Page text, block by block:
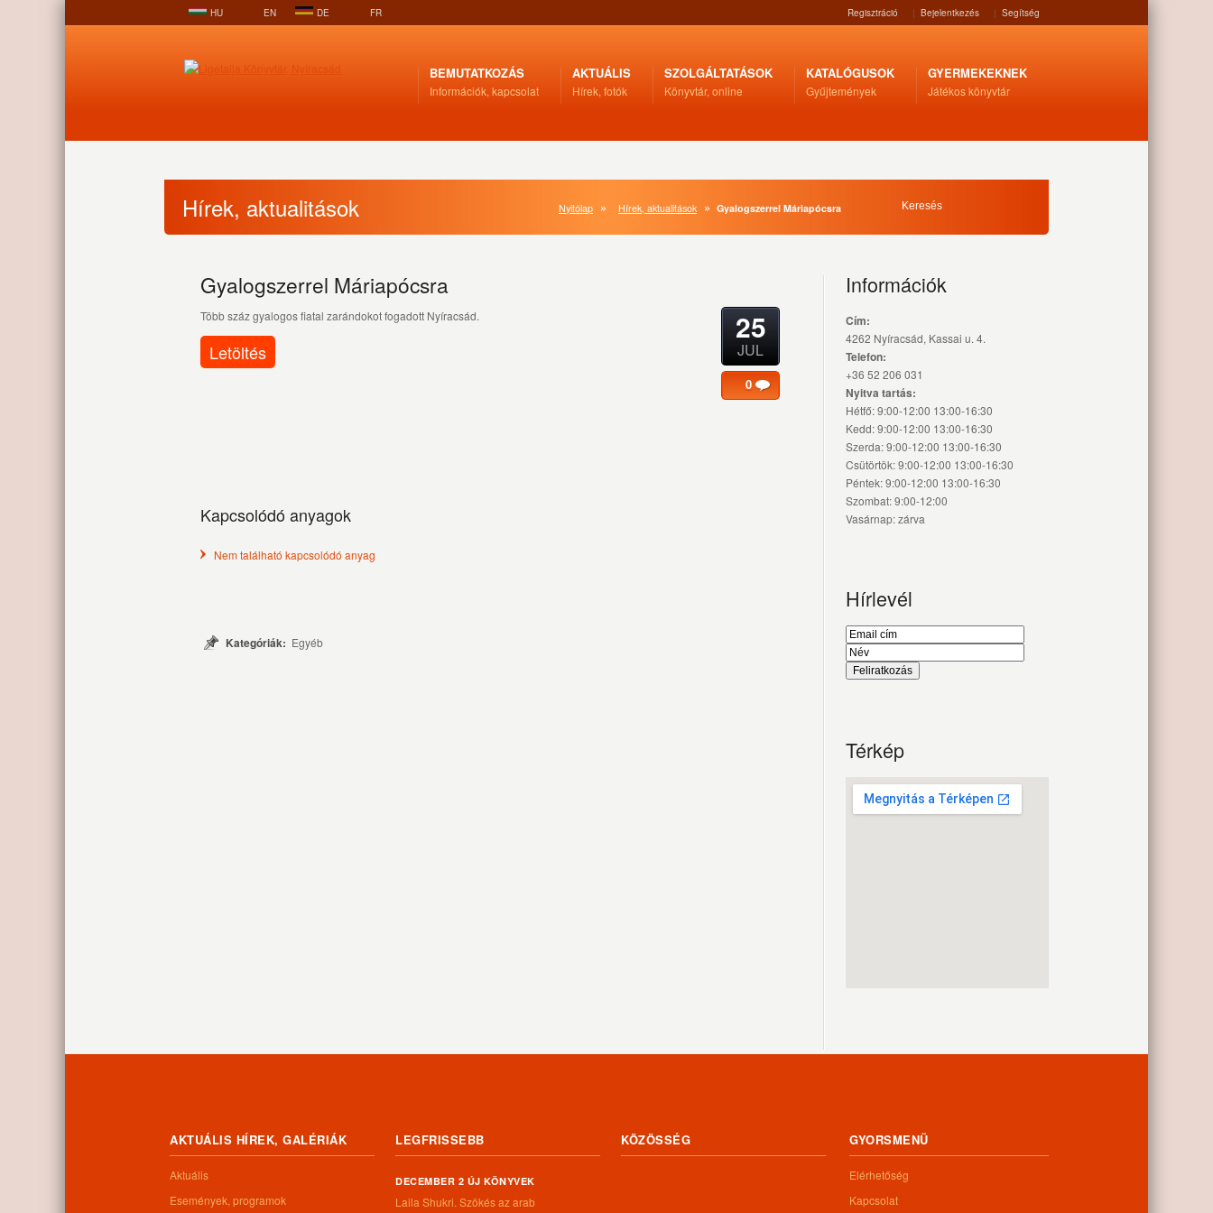
HU EN DE FR Regisztráció | Bejelentkezés | Segítség
BEMUTATKOZÁS
Információk, kapcsolat
AKTUÁLIS
Hírek, fotók
SZOLGÁLTATÁSOK
Könyvtár, online
KATALÓGUSOK
Gyűjtemények
GYERMEKEKNEK
Játékos könyvtár
Hírek, aktualitások Nyitólap Hírek, aktualitások Gyalogszerrel Máriapócsra
Gyalogszerrel Máriapócsra
Több száz gyalogos fiatal zarándokot fogadott Nyíracsád.
Letöltés
25
JUL
0
Kapcsolódó anyagok
Nem található kapcsolódó anyag
Kategóriák: Egyéb
Információk
Cím:
4262 Nyíracsád, Kassai u. 4.
Telefon:
+36 52 206 031
Nyitva tartás:
Hétfő: 9:00-12:00 13:00-16:30
Kedd: 9:00-12:00 13:00-16:30
Szerda: 9:00-12:00 13:00-16:30
Csütörtök: 9:00-12:00 13:00-16:30
Péntek: 9:00-12:00 13:00-16:30
Szombat: 9:00-12:00
Vasárnap: zárva
Hírlevél
Térkép
AKTUÁLIS HÍREK, GALÉRIÁK
Aktuális
Események, programok
LEGFRISSEBB
DECEMBER 2 ÚJ KÖNYVEK
Laila Shukri. Szökés ​az arab
KÖZÖSSÉG GYORSMENÜ
Elérhetőség
Kapcsolat